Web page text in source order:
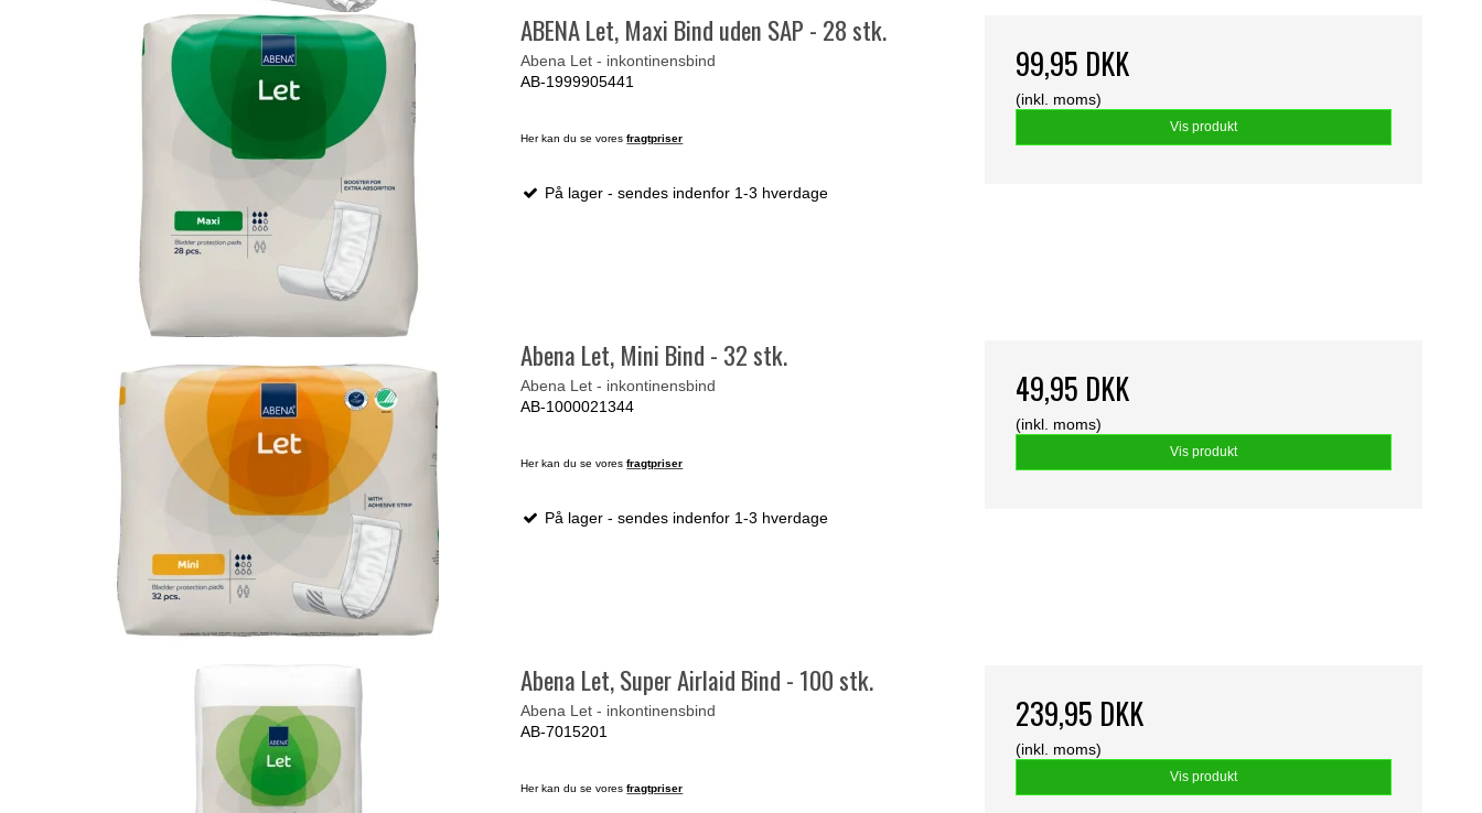
ABENA Let, Maxi Bind uden SAP - 28 stk.
Abena Let - inkontinensbind
AB-1999905441
Her kan du se voresfragtpriser
På lager - sendes indenfor 1-3 hverdage
99,95 DKK
(inkl. moms)
Vis produkt
Abena Let, Mini Bind - 32 stk.
Abena Let - inkontinensbind
AB-1000021344
Her kan du se voresfragtpriser
På lager - sendes indenfor 1-3 hverdage
49,95 DKK
(inkl. moms)
Vis produkt
Abena Let, Super Airlaid Bind - 100 stk.
Abena Let - inkontinensbind
AB-7015201
Her kan du se voresfragtpriser
239,95 DKK
(inkl. moms)
Vis produkt